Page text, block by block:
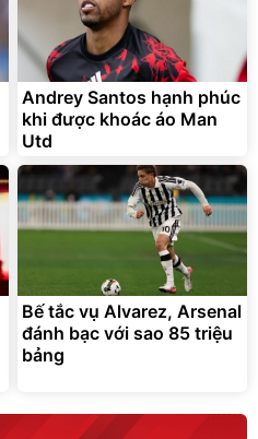
Andrey Santos hạnh phúc
khi được khoác áo Man
Utd
Bế tắc vụ Alvarez, Arsenal
đánh bạc với sao 85 triệu
bảng